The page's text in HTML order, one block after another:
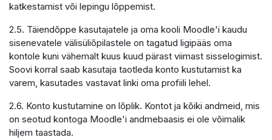
katkestamist või lepingu lõppemist.
2.5. Täiendõppe kasutajatele ja oma kooli Moodle'i kaudu
sisenevatele välisüliõpilastele on tagatud ligipääs oma
kontole kuni vähemalt kuus kuud pärast viimast sisselogimist.
Soovi korral saab kasutaja taotleda konto kustutamist ka
varem, kasutades vastavat linki oma profiili lehel.
2.6. Konto kustutamine on lõplik. Kontot ja kõiki andmeid, mis
on seotud kontoga Moodle'i andmebaasis ei ole võimalik
hiljem taastada.